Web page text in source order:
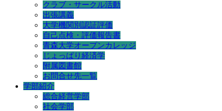
クラブ・サークル活動
出張講義
大学機関別認証評価
自己点検・評価報告書
青森大学オープンカレッジ
じょっぱり経済学
附属図書館
お問合せ先一覧
学部紹介
総合経営学部
社会学部